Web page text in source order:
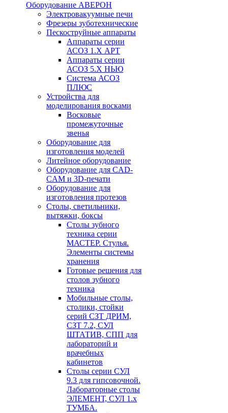
Оборудование АВЕРОН
Электровакуумные печи
Фрезеры зуботехнические
Пескоструйные аппараты
Аппараты серии
АСОЗ 1.Х АРТ
Аппараты серии
АСОЗ 5.Х НЬЮ
Система АСОЗ
ПЛЮС
Устройства для
моделирования восками
Восковые
промежуточные
звенья
Оборудование для
изготовления моделей
Литейное оборудование
Оборудование для CAD-
CAM и 3D-печати
Оборудование для
изготовления протезов
Cтолы, светильники,
вытяжки, боксы
Столы зубного
техника серии
МАСТЕР. Стулья.
Элементы системы
хранения
Готовые решения для
столов зубного
техника
Мобильные столы,
столики, стойки
серий СЗТ ДРИМ,
СЗТ 7.2, СУЛ
ШТАТИВ, СПП для
лабораторий и
врачебных
кабинетов
Столы серии СУЛ
9.3 для гипсовочной.
Лабораторные столы
ЭЛЕМЕНТ, СУЛ 1.х
ТУМБА.